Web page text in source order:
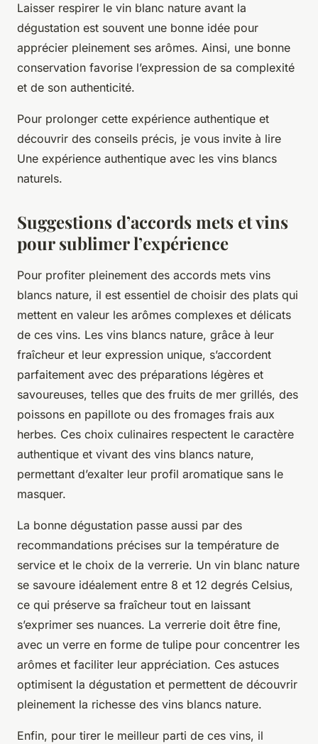
Laisser respirer le vin blanc nature avant la
dégustation est souvent une bonne idée pour
apprécier pleinement ses arômes. Ainsi, une bonne
conservation favorise l’expression de sa complexité
et de son authenticité.
Pour prolonger cette expérience authentique et
découvrir des conseils précis, je vous invite à lire
Une expérience authentique avec les vins blancs
naturels.
Suggestions d’accords mets et vins
pour sublimer l’expérience
Pour profiter pleinement des accords mets vins
blancs nature, il est essentiel de choisir des plats qui
mettent en valeur les arômes complexes et délicats
de ces vins. Les vins blancs nature, grâce à leur
fraîcheur et leur expression unique, s’accordent
parfaitement avec des préparations légères et
savoureuses, telles que des fruits de mer grillés, des
poissons en papillote ou des fromages frais aux
herbes. Ces choix culinaires respectent le caractère
authentique et vivant des vins blancs nature,
permettant d’exalter leur profil aromatique sans le
masquer.
La bonne dégustation passe aussi par des
recommandations précises sur la température de
service et le choix de la verrerie. Un vin blanc nature
se savoure idéalement entre 8 et 12 degrés Celsius,
ce qui préserve sa fraîcheur tout en laissant
s’exprimer ses nuances. La verrerie doit être fine,
avec un verre en forme de tulipe pour concentrer les
arômes et faciliter leur appréciation. Ces astuces
optimisent la dégustation et permettent de découvrir
pleinement la richesse des vins blancs nature.
Enfin, pour tirer le meilleur parti de ces vins, il